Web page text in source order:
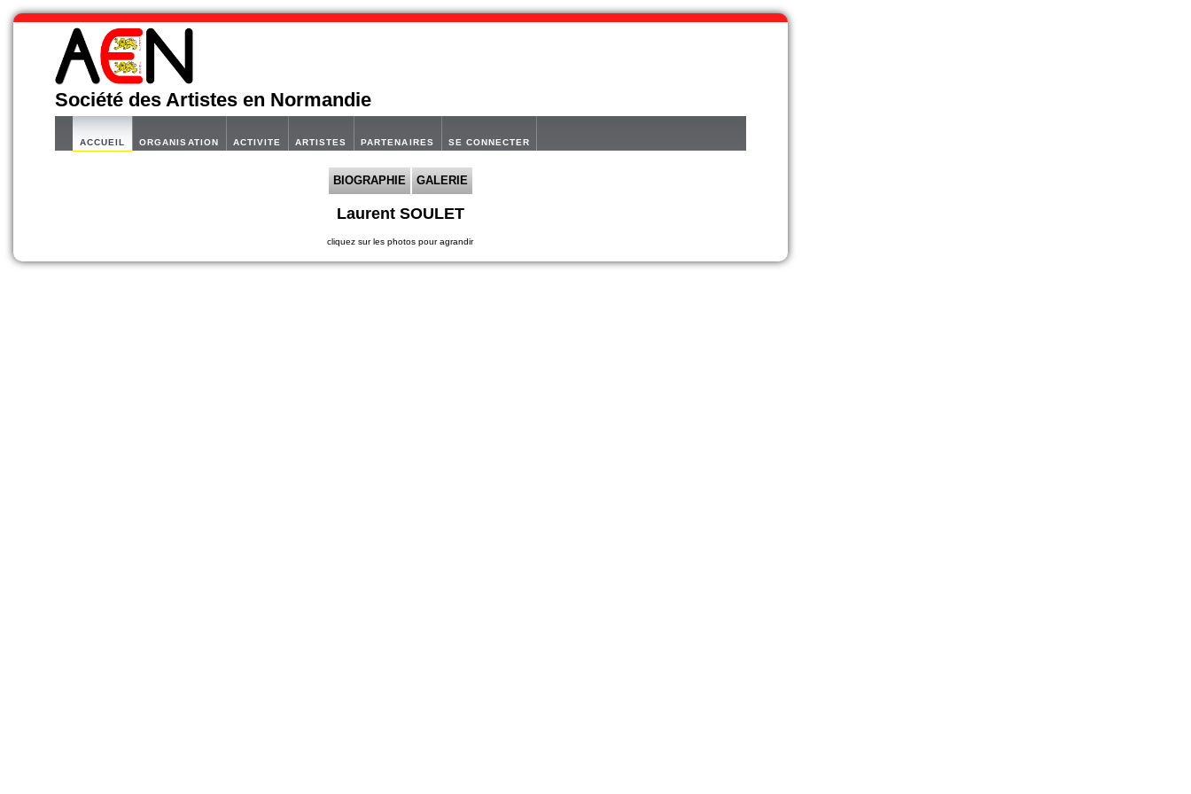
Société des Artistes en Normandie
ACCUEIL ORGANISATION ACTIVITE ARTISTES PARTENAIRES SE CONNECTER
BIOGRAPHIE GALERIE
Laurent SOULET
cliquez sur les photos pour agrandir